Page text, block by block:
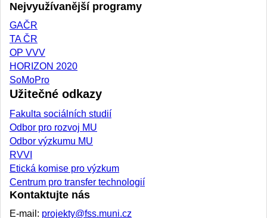
Nejvyužívanější programy
GAČR
TA ČR
OP VVV
HORIZON 2020
SoMoPro
Užitečné odkazy
Fakulta sociálních studií
Odbor pro rozvoj MU
Odbor výzkumu MU
RVVI
Etická komise pro výzkum
Centrum pro transfer technologií
Kontaktujte nás
E-mail: projekty@fss.muni.cz